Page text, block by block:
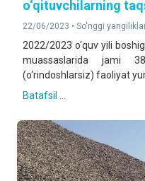
o‘qituvchilarning
22/06/2023 • So'nggi
2022/2023 o‘quv yili
muassaslarida jami
(o‘rindoshlarsiz) faoliyat
Batafsil ...